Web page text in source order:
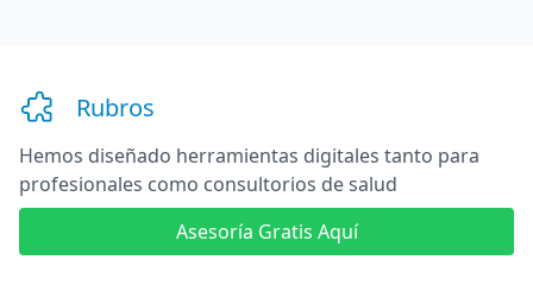
Rubros
Hemos diseñado herramientas digitales tanto para
profesionales como consultorios de salud
Asesoría Gratis Aquí